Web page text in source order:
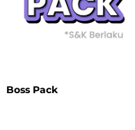
Boss Pack